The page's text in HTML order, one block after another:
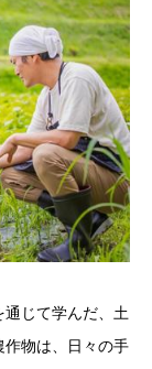
通じて学んだ、土
作物は、日々の手